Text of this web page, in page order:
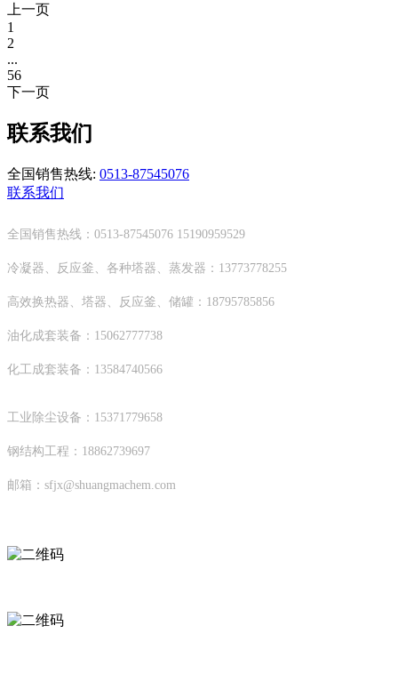
上一页
1
2
...
56
下一页
联系我们
全国销售热线: 0513-87545076
联系我们
全国销售热线：0513-87545076 15190959529
冷凝器、反应釜、各种塔器、蒸发器：13773778255
高效换热器、塔器、反应釜、储罐：18795785856
油化成套装备：15062777738
化工成套装备：13584740566
工业除尘设备：15371779658
钢结构工程：18862739697
邮箱：sfjx@shuangmachem.com